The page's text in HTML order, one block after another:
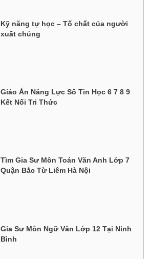
Kỹ năng tự học – Tố chất của người
xuất chúng
Giáo Án Năng Lực Số Tin Học 6 7 8 9
Kết Nối Tri Thức
Tìm Gia Sư Môn Toán Văn Anh Lớp 7
Quận Bắc Từ Liêm Hà Nội
Gia Sư Môn Ngữ Văn Lớp 12 Tại Ninh
Bình